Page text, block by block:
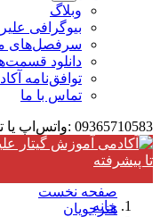
وبلاگ
بیوگرافی
سرفصل‌های
دانلود
توافق‌نامه
تماس با ما
09365710583 :واتس‌اپ یا تلگرام
صفحه نخست
هنرجویان
خانه